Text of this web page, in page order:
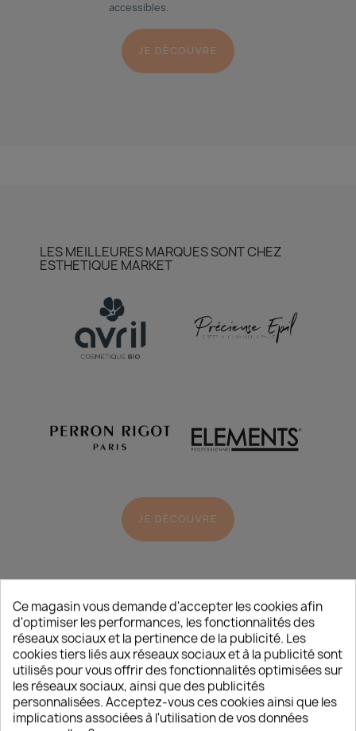
accessibles.
JE DÉCOUVRE
LES MEILLEURES MARQUES SONT CHEZ
ESTHETIQUE MARKET
JE DÉCOUVRE
L’ACTUALITÉ/BEAUTÉ
Ce magasin vous demande d'accepter les cookies afin
d'optimiser les performances, les fonctionnalités des
réseaux sociaux et la pertinence de la publicité. Les
cookies tiers liés aux réseaux sociaux et à la publicité sont
utilisés pour vous offrir des fonctionnalités optimisées sur
les réseaux sociaux, ainsi que des publicités
personnalisées. Acceptez-vous ces cookies ainsi que les
implications associées à l'utilisation de vos données